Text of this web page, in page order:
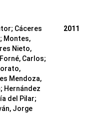
; Cáceres
; Montes,
Nieto,
Carlos;
Mendoza,
; Hernández
del Pilar;
Jorge
2011